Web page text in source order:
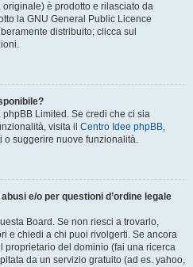
è prodotto e rilasciato da
la GNU General Public Licence
distribuito; clicca sul
Limited. Se credi che ci sia
visita il Centro Idee phpBB,
o suggerire nuove funzionalità.
e/o per questioni d’ordine legale
Board. Se non riesci a trovarlo,
e chiedi a chi puoi rivolgerti. Se ancora
proprietario del dominio (fai una ricerca
da un servizio gratuito (ad es. yahoo,